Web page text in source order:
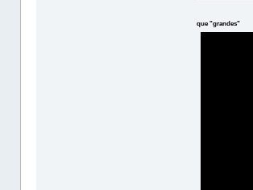
que "grandes"